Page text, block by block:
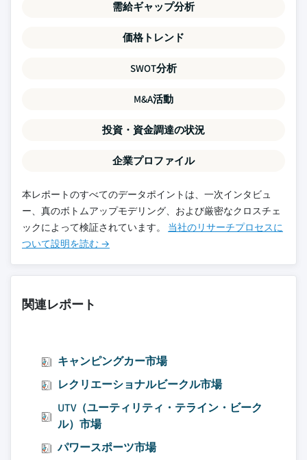
需給ギャップ分析
価格トレンド
SWOT分析
M&A活動
投資・資金調達の状況
企業プロファイル
本レポートのすべてのデータポイントは、一次インタビュ
ー、真のボトムアップモデリング、および厳密なクロスチェ
ックによって検証されています。 当社のリサーチプロセスに
ついて設明を読む →
関連レポート
キャンピングカー市場
レクリエーショナルビークル市場
UTV（ユーティリティ・テライン・ビーク
ル）市場
パワースポーツ市場